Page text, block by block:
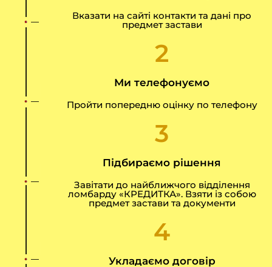
Вказати на сайті контакти та дані про
предмет застави
2
Ми телефонуємо
Пройти попередню оцінку по телефону
3
Підбираємо рішення
Завітати до найближчого відділення
ломбарду «КРЕДИТКА». Взяти із собою
предмет застави та документи
4
Укладаємо договір